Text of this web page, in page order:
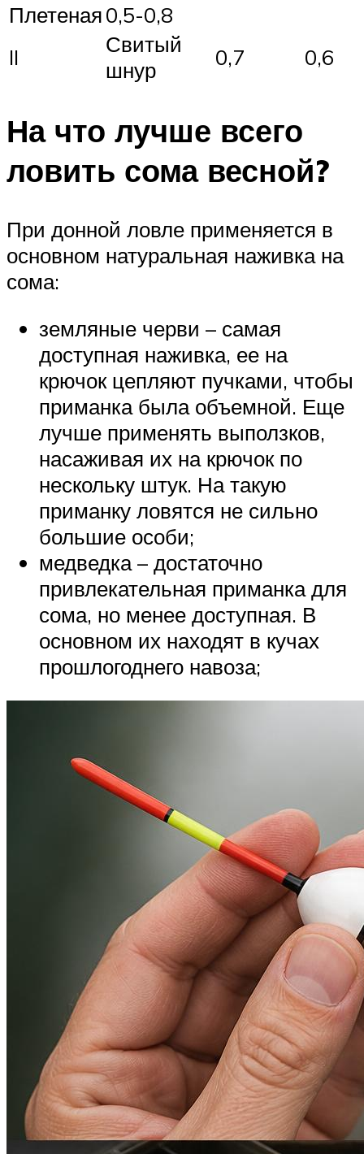
Плетеная0,5-0,8
II
Свитый
шнур
0,7 0,6
На что лучше всего
ловить сома весной?
При донной ловле применяется в
основном натуральная наживка на
сома:
земляные черви – самая
доступная наживка, ее на
крючок цепляют пучками, чтобы
приманка была объемной. Еще
лучше применять выползков,
насаживая их на крючок по
нескольку штук. На такую
приманку ловятся не сильно
большие особи;
медведка – достаточно
привлекательная приманка для
сома, но менее доступная. В
основном их находят в кучах
прошлогоднего навоза;